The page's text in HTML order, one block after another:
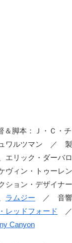
脚本：Ｊ・Ｃ・
ワルツマン ／ 製
エリック・ダーバ
ケヴィン・トゥ
ョン・デザイ
ラムジー ／ 音響
レッドフォード
／
Canyon